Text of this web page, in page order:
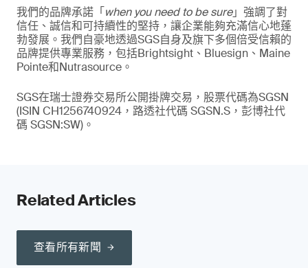
我們的品牌承諾「 when you need to be sure」強調了對
信任、誠信和可持續性的堅持，讓企業能夠充滿信心地蓬
勃發展。我們自豪地透過SGS自身及旗下多個倍受信賴的
品牌提供專業服務，包括Brightsight、Bluesign、Maine
Pointe和Nutrasource。
SGS在瑞士證券交易所公開掛牌交易，股票代碼為SGSN
(ISIN CH1256740924，路透社代碼 SGSN.S，彭博社代
碼 SGSN:SW)。
Related Articles
查看所有新聞